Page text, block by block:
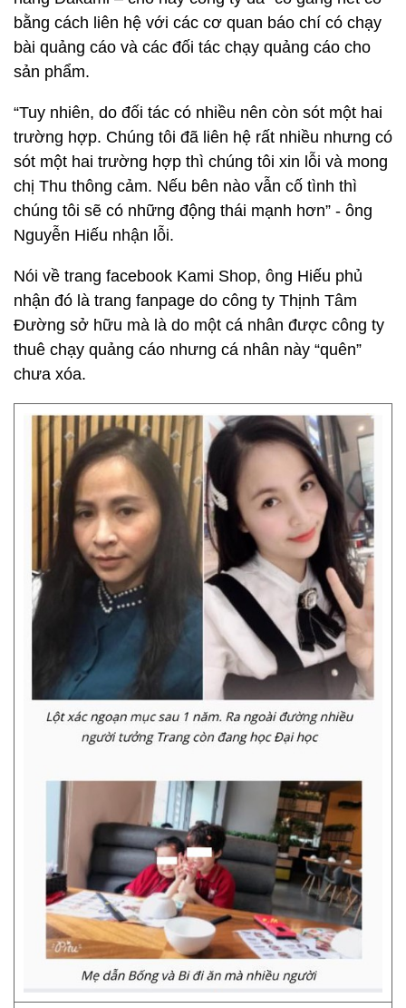
bằng cách liên hệ với các cơ quan báo chí có chạy
bài quảng cáo và các đối tác chạy quảng cáo cho
sản phẩm.
“Tuy nhiên, do đối tác có nhiều nên còn sót một hai
trường hợp. Chúng tôi đã liên hệ rất nhiều nhưng có
sót một hai trường hợp thì chúng tôi xin lỗi và mong
chị Thu thông cảm. Nếu bên nào vẫn cố tình thì
chúng tôi sẽ có những động thái mạnh hơn” - ông
Nguyễn Hiếu nhận lỗi.
Nói về trang facebook Kami Shop, ông Hiếu phủ
nhận đó là trang fanpage do công ty Thịnh Tâm
Đường sở hữu mà là do một cá nhân được công ty
thuê chạy quảng cáo nhưng cá nhân này “quên”
chưa xóa.